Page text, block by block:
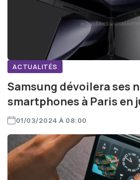
ACTUALITÉS
Samsung dévoilera ses
smartphones à Paris en
01/03/2024 À 08:00